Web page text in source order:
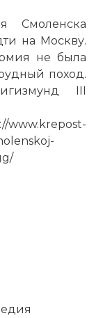
Смоленска
на Москву.
не была
поход.
III